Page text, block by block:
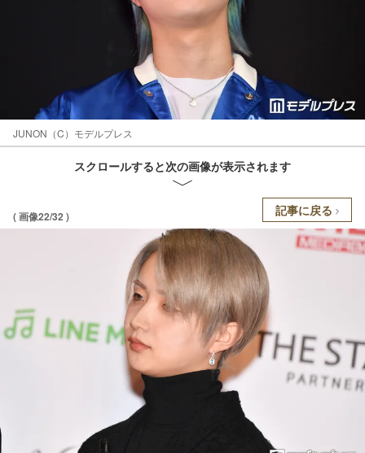
JUNON（C）モデルプレス
スクロールすると次の画像が表示されます
( 画像22/32 ) 記事に戻る